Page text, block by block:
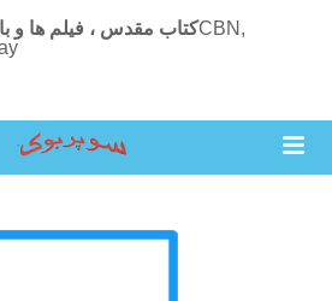
کتاب مقدس ، فیلم ها وCBN,